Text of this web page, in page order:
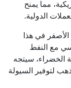
مما يمنح
الدولية.
في هذا
مع النفط
الخضراء، سيتجه
لتوفير السيولة